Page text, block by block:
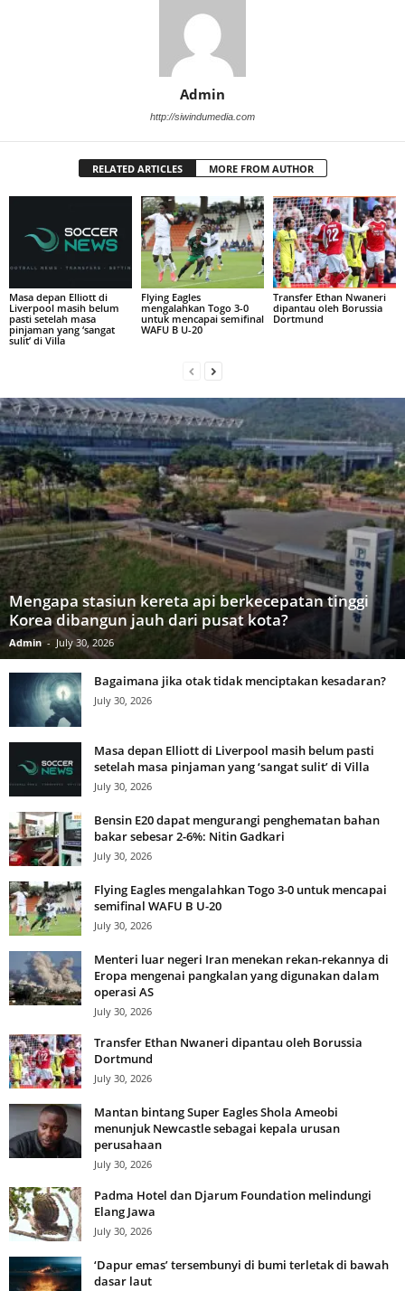
Admin
http://siwindumedia.com
RELATED ARTICLES MORE FROM AUTHOR
Masa depan Elliott di
Liverpool masih belum
pasti setelah masa
pinjaman yang ‘sangat
sulit’ di Villa
Flying Eagles
mengalahkan Togo 3-0
untuk mencapai semifinal
WAFU B U-20
Transfer Ethan Nwaneri
dipantau oleh Borussia
Dortmund
Mengapa stasiun kereta api berkecepatan tinggi
Korea dibangun jauh dari pusat kota?
Admin - July 30, 2026
Bagaimana jika otak tidak menciptakan kesadaran?
July 30, 2026
Masa depan Elliott di Liverpool masih belum pasti
setelah masa pinjaman yang ‘sangat sulit’ di Villa
July 30, 2026
Bensin E20 dapat mengurangi penghematan bahan
bakar sebesar 2-6%: Nitin Gadkari
July 30, 2026
Flying Eagles mengalahkan Togo 3-0 untuk mencapai
semifinal WAFU B U-20
July 30, 2026
Menteri luar negeri Iran menekan rekan-rekannya di
Eropa mengenai pangkalan yang digunakan dalam
operasi AS
July 30, 2026
Transfer Ethan Nwaneri dipantau oleh Borussia
Dortmund
July 30, 2026
Mantan bintang Super Eagles Shola Ameobi
menunjuk Newcastle sebagai kepala urusan
perusahaan
July 30, 2026
Padma Hotel dan Djarum Foundation melindungi
Elang Jawa
July 30, 2026
‘Dapur emas’ tersembunyi di bumi terletak di bawah
dasar laut